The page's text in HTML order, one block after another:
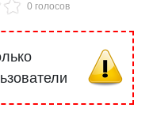
0 голосов